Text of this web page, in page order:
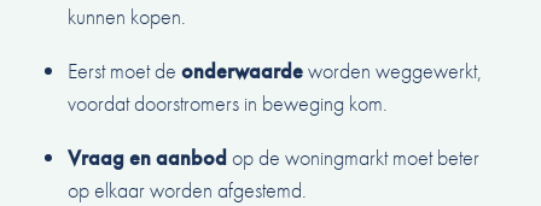
kunnen kopen.
Eerst moet de onderwaardeworden weggewerkt,
voordat doorstromers in beweging kom.
Vraag en aanbodop de woningmarkt moet beter
op elkaar worden afgestemd.